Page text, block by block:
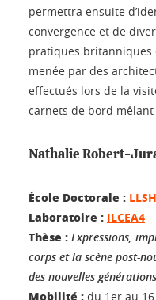
permettra ensuite
convergence et de
pratiques britanniques
menée par des
effectués lors de la
carnets de bord
Nathalie Robert-
École Doctorale : LLSH
Laboratoire : ILCEA4
Thèse : Expressions,
corps et la scène post-
des nouvelles générations
Mobilité : du 1er au